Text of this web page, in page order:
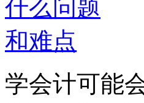
学会计可能